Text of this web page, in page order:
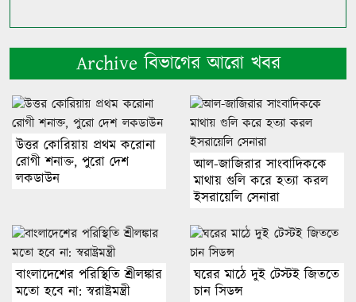
Archive বিভাগের আরো খবর
উত্তর কোরিয়ায় প্রথম করোনা
রোগী শনাক্ত, পুরো দেশ
লকডাউন
আল-জাজিরার সাংবাদিককে
মাথায় গুলি করে হত্যা করল
ইসরায়েলি সেনারা
বাংলাদেশের পরিস্থিতি শ্রীলঙ্কার
মতো হবে না: স্বরাষ্ট্রমন্ত্রী
ঘরের মাঠে দুই টেস্টই জিততে
চান সিডন্স